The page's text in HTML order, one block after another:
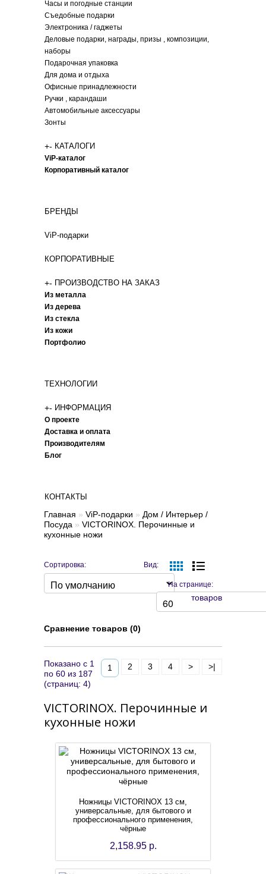
Часы и погодные станции
Съедобные подарки
Электроника / гаджеты
Деловые подарки, награды, призы , композиции,
наборы
Подарочная упаковка
Для дома и отдыха
Офисные принадлежности
Ручки , карандаши
Автомобильные аксессуары
Зонты
+- КАТАЛОГИ
ViP-каталог
Корпоративный каталог
БРЕНДЫ
ViP-подарки
КОРПОРАТИВНЫЕ
+- ПРОИЗВОДСТВО НА ЗАКАЗ
Из металла
Из дерева
Из стекла
Из кожи
Портфолио
ТЕХНОЛОГИИ
+- ИНФОРМАЦИЯ
О проекте
Доставка и оплата
Производителям
Блог
КОНТАКТЫ
Главная » ViP-подарки » Дом / Интерьер /
Посуда » VICTORINOX. Перочинные и
кухонные ножи
Сортировка: Вид:
На странице:
товаров
Сравнение товаров (0)
1 2 3 4 > >|
Показано с 1
по 60 из 187
(страниц: 4)
VICTORINOX. Перочинные и
кухонные ножи
Ножницы VICTORINOX 13 см,
универсальные, для бытового и
профессионального применения,
чёрные
2,158.95 р.